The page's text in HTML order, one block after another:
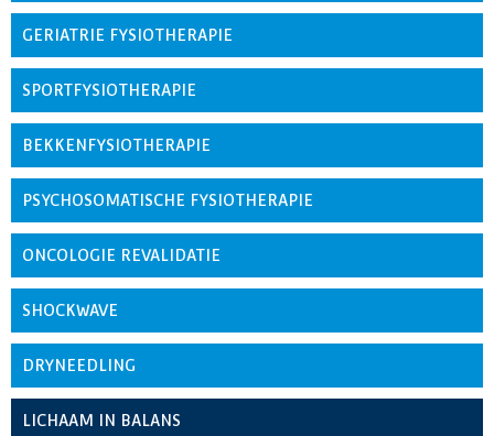
GERIATRIE FYSIOTHERAPIE
SPORTFYSIOTHERAPIE
BEKKENFYSIOTHERAPIE
PSYCHOSOMATISCHE FYSIOTHERAPIE
ONCOLOGIE REVALIDATIE
SHOCKWAVE
DRYNEEDLING
LICHAAM IN BALANS